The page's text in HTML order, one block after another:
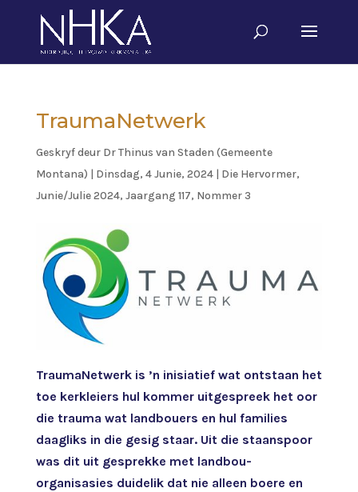
TraumaNetwerk
Geskryf deur Dr Thinus van Staden (Gemeente
Montana) | Dinsdag, 4 Junie, 2024| Die Hervormer,
Junie/Julie 2024, Jaargang 117, Nommer 3
TraumaNetwerk is ’n inisiatief wat ontstaan het
toe kerkleiers hul kommer uitgespreek het oor
die trauma wat landbouers en hul families
daagliks in die gesig staar. Uit die staanspoor
was dit uit gesprekke met landbou-
organisasies duidelik dat nie alleen boere en